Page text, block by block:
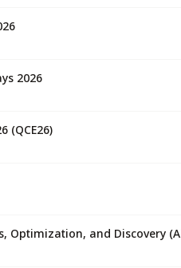
2026
(QCE26)
Optimization, and Discovery